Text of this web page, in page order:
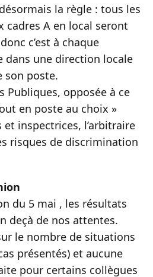
la règle : tous les
cadres A en local seront
c’est à chaque
dans une direction locale
son poste.
Publiques, opposée à ce
en poste au choix »
inspectrices, l’arbitraire
risques de discrimination
du 5 mai , les résultats
deçà de nos attentes.
le nombre de situations
présentés) et aucune
pour certains collègues